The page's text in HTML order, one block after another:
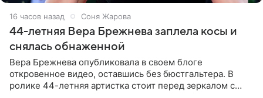
16 часов назад Соня Жарова
44-летняя Вера Брежнева заплела косы и
снялась обнаженной
Вера Брежнева опубликовала в своем блоге
откровенное видео, оставшись без бюстгальтера. В
ролике 44-летняя артистка стоит перед зеркалом с